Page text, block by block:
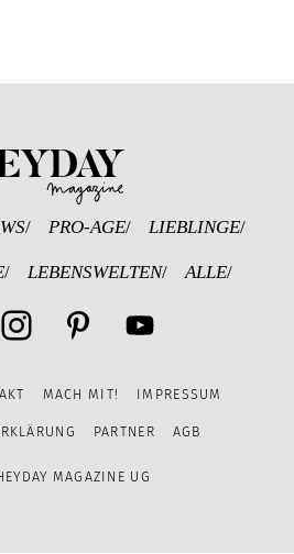
PRO-AGE LIEBLINGE
LEBENSWELTEN ALLE
Channel
MACH MIT! IMPRESSUM
PARTNER AGB
MAGAZINE UG